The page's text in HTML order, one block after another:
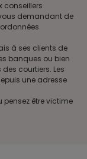
conseillers
demandant de
à ses clients de
banques ou bien
courtiers. Les
une adresse
pensez être victime